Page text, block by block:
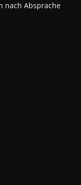
nach Absprache